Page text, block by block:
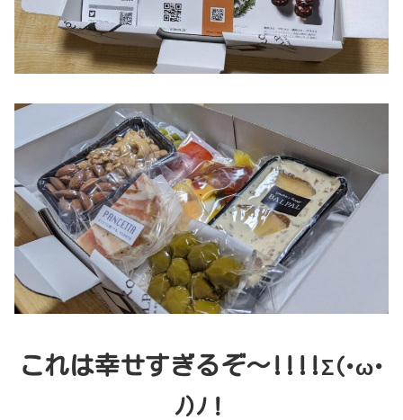
これは幸せすぎるぞ～!!!! Σ(･ω･
ﾉ)ﾉ！